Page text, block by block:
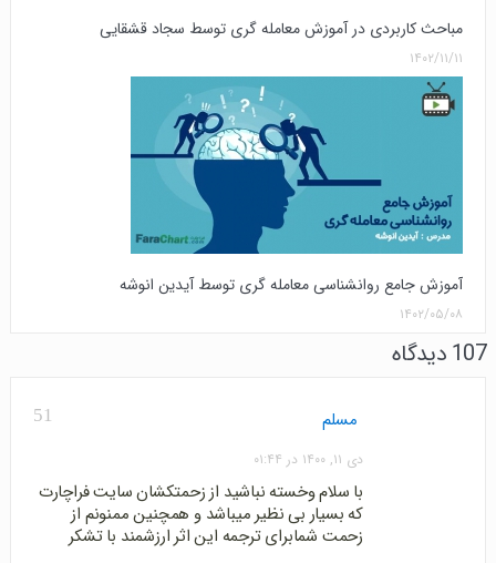
مباحث کاربردی در آموزش معامله گری توسط سجاد قشقایی
۱۴۰۲/۱۱/۱۱
آموزش جامع روانشناسی معامله گری توسط آیدین انوشه
۱۴۰۲/۰۵/۰۸
107 دیدگاه
51 مسلم
دی ۱۱, ۱۴۰۰ در ۰۱:۴۴
با سلام وخسته نباشید از زحمتکشان سایت فراچارت
که بسیار بی نظیر میباشد و همچنین ممنونم از
زحمت شمابرای ترجمه این اثر ارزشمند با تشکر